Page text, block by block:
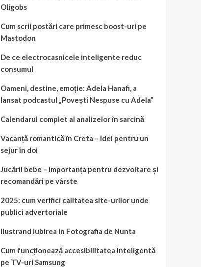
Oligobs
Cum scrii postări care primesc boost-uri pe
Mastodon
De ce electrocasnicele inteligente reduc
consumul
Oameni, destine, emoție: Adela Hanafi, a
lansat podcastul „Povești Nespuse cu Adela”
Calendarul complet al analizelor în sarcină
Vacanță romantică în Creta – idei pentru un
sejur în doi
Jucării bebe – Importanța pentru dezvoltare și
recomandări pe vârste
2025: cum verifici calitatea site-urilor unde
publici advertoriale
Ilustrand Iubirea in Fotografia de Nunta
Cum funcționează accesibilitatea inteligentă
pe TV-uri Samsung